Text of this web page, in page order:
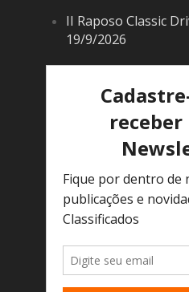
II Raposo Classic
19/9/2026